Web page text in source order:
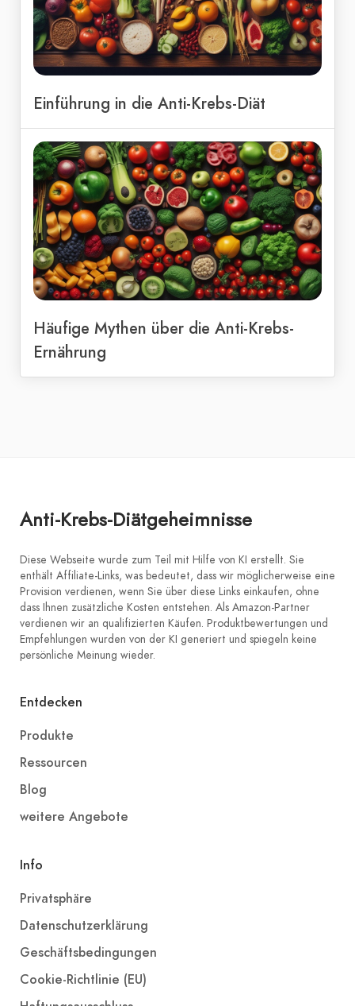
Einführung in die Anti-Krebs-Diät
Häufige Mythen über die Anti-Krebs-
Ernährung
Anti-Krebs-Diätgeheimnisse
Diese Webseite wurde zum Teil mit Hilfe von KI erstellt. Sie
enthält Affiliate-Links, was bedeutet, dass wir möglicherweise eine
Provision verdienen, wenn Sie über diese Links einkaufen, ohne
dass Ihnen zusätzliche Kosten entstehen. Als Amazon-Partner
verdienen wir an qualifizierten Käufen. Produktbewertungen und
Empfehlungen wurden von der KI generiert und spiegeln keine
persönliche Meinung wieder.
Entdecken
Produkte
Ressourcen
Blog
weitere Angebote
Info
Privatsphäre
Datenschutzerklärung
Geschäftsbedingungen
Cookie-Richtlinie (EU)